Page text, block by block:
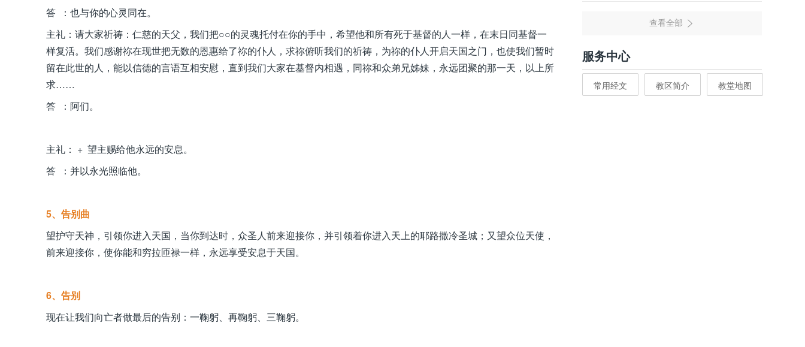
答 ：也与你的心灵同在。
主礼：请大家祈祷：仁慈的天父，我们把○○的灵魂托付在你的手中，希望他和所有死于基督的人一样，在末日同基督一
样复活。我们感谢祢在现世把无数的恩惠给了祢的仆人，求祢俯听我们的祈祷，为祢的仆人开启天国之门，也使我们暂时
留在此世的人，能以信德的言语互相安慰，直到我们大家在基督内相遇，同祢和众弟兄姊妹，永远团聚的那一天，以上所
求……
答 ：阿们。
主礼： + 望主赐给他永远的安息。
答 ：并以永光照临他。
5、告别曲
望护守天神，引领你进入天国，当你到达时，众圣人前来迎接你，并引领着你进入天上的耶路撒冷圣城；又望众位天使，
前来迎接你，使你能和穷拉匝禄一样，永远享受安息于天国。
6、告别
现在让我们向亡者做最后的告别：一鞠躬、再鞠躬、三鞠躬。
服务中心
常用经文 教区简介 教堂地图